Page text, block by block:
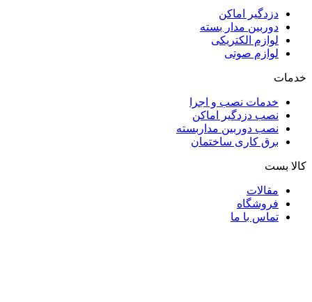
دزدگیر اماکن
دوربین مدار بسته
لوازم الکتریکی
لوازم صوتی
خدمات
خدمات نصب و اجرا
نصب دزدگیر اماکن
نصب دوربین مداربسته
برق کاری ساختمان
کالا بست
مقالات
فروشگاه
تماس با ما